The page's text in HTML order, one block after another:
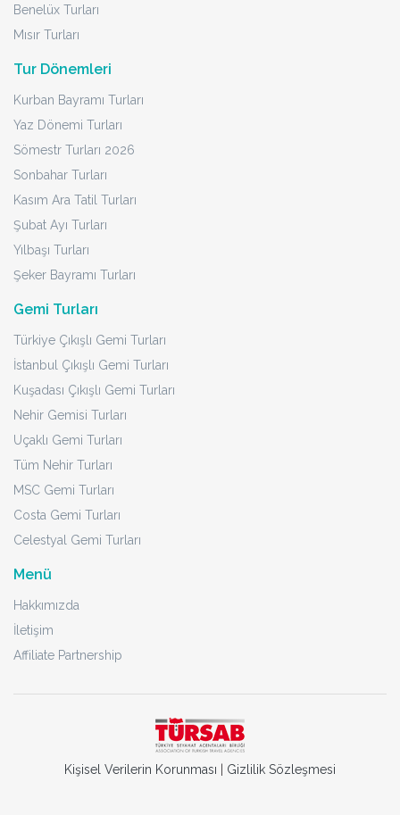
Benelüx Turları
Mısır Turları
Tur Dönemleri
Kurban Bayramı Turları
Yaz Dönemi Turları
Sömestr Turları 2026
Sonbahar Turları
Kasım Ara Tatil Turları
Şubat Ayı Turları
Yılbaşı Turları
Şeker Bayramı Turları
Gemi Turları
Türkiye Çıkışlı Gemi Turları
İstanbul Çıkışlı Gemi Turları
Kuşadası Çıkışlı Gemi Turları
Nehir Gemisi Turları
Uçaklı Gemi Turları
Tüm Nehir Turları
MSC Gemi Turları
Costa Gemi Turları
Celestyal Gemi Turları
Menü
Hakkımızda
İletişim
Affiliate Partnership
Kişisel Verilerin Korunması Gizlilik Sözleşmesi